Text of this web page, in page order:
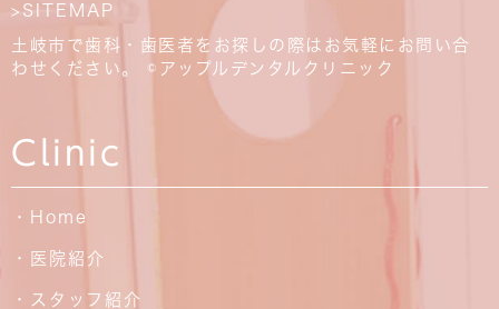
>SITEMAP
土岐市で歯科・歯医者をお探しの際はお気軽にお問い合
わせください。 ©アップルデンタルクリニック
Clinic
・Home
・医院紹介
・スタッフ紹介